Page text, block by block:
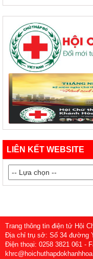
LIÊN KẾT WEBSITE
Trang thông tin điện tử Hội
Địa chỉ trụ sở: Số 34 đường
Điện thoại: 0258 3821 061 -